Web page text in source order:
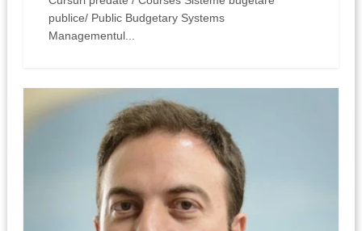
publice/ Public Budgetary Systems
Managementul...